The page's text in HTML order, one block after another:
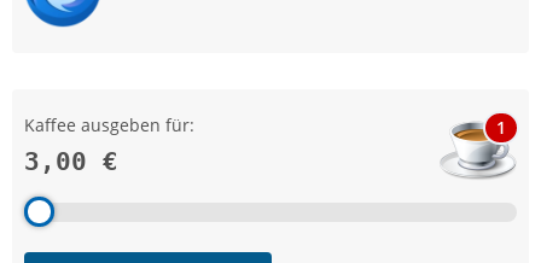
Kaffee ausgeben für:
3,00 €
1